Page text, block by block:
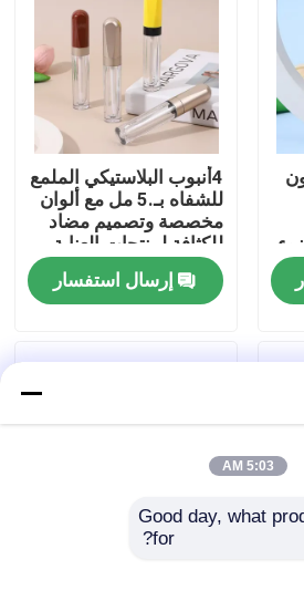
لون
4أنبوب البلاستيكي الملمع
للشفاه بـ.5 مل مع ألوان
مخصصة وتصميم مضاد
للكثافة لمنتجات العناية
بالشفاه
إرسال استفسار
5:03 AM
Good day, what
for?